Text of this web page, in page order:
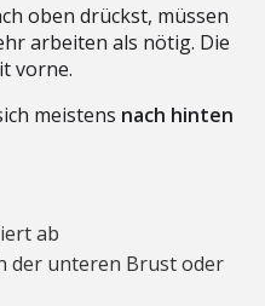
oben drückst, müssen
arbeiten als nötig. Die
vorne.
meistens nach hinten
ab
der unteren Brust oder